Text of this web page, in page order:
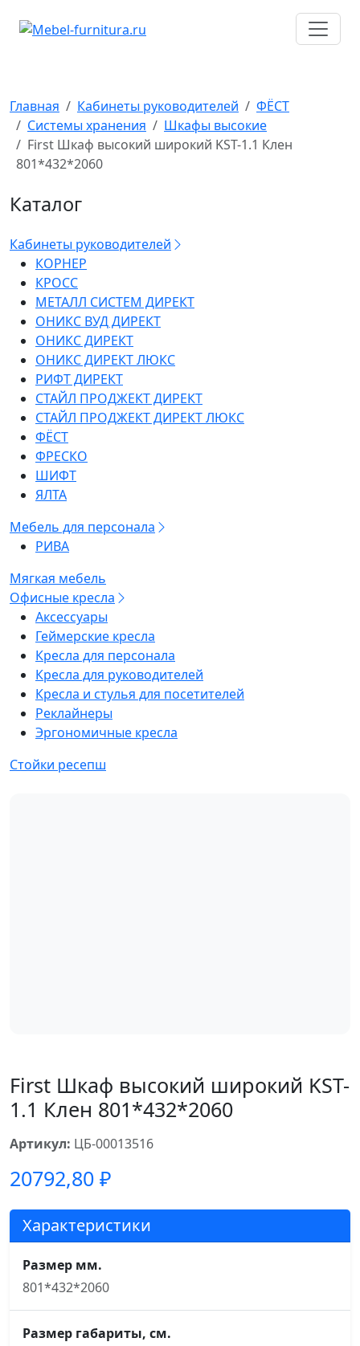
Главная Кабинеты руководителей
ФЁСТ
Системы хранения
Шкафы высокие
First Шкаф высокий широкий KST-1.1 Клен
801*432*2060
Каталог
Кабинеты руководителей
КОРНЕР
КРОСС
МЕТАЛЛ СИСТЕМ ДИРЕКТ
ОНИКС ВУД ДИРЕКТ
ОНИКС ДИРЕКТ
ОНИКС ДИРЕКТ ЛЮКС
РИФТ ДИРЕКТ
СТАЙЛ ПРОДЖЕКТ ДИРЕКТ
СТАЙЛ ПРОДЖЕКТ ДИРЕКТ ЛЮКС
ФЁСТ
ФРЕСКО
ШИФТ
ЯЛТА
Мебель для персонала
РИВА
Мягкая мебель
Офисные кресла
Аксессуары
Геймерские кресла
Кресла для персонала
Кресла для руководителей
Кресла и стулья для посетителей
Реклайнеры
Эргономичные кресла
Стойки ресепш
First Шкаф высокий широкий KST-
1.1 Клен 801*432*2060
Артикул: ЦБ-00013516
20792,80 ₽
Характеристики
Размер мм.
801*432*2060
Размер габариты, см.